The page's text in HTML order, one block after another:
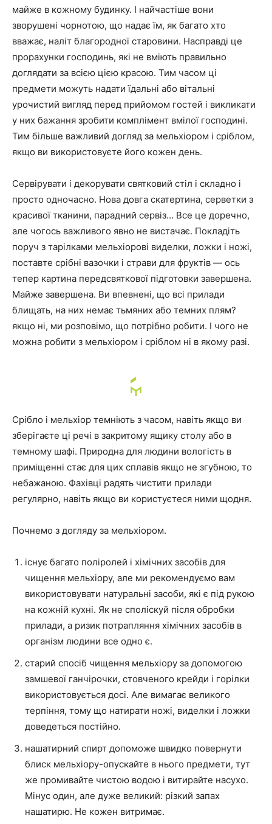
майже в кожному будинку. І найчастіше вони
зворушені чорнотою, що надає їм, як багато хто
вважає, наліт благородної старовини. Насправді це
прорахунки господинь, які не вміють правильно
доглядати за всією цією красою. Тим часом ці
предмети можуть надати їдальні або вітальні
урочистий вигляд перед прийомом гостей і викликати
у них бажання зробити комплімент вмілої господині.
Тим більше важливий догляд за мельхіором і сріблом,
якщо ви використовуєте його кожен день.
Сервірувати і декорувати святковий стіл і складно і
просто одночасно. Нова довга скатертина, серветки з
красивої тканини, парадний сервіз… Все це доречно,
але чогось важливого явно не вистачає. Покладіть
поруч з тарілками мельхіорові виделки, ложки і ножі,
поставте срібні вазочки і страви для фруктів — ось
тепер картина передсвяткової підготовки завершена.
Майже завершена. Ви впевнені, що всі прилади
блищать, на них немає тьмяних або темних плям?
якщо ні, ми розповімо, що потрібно робити. І чого не
можна робити з мельхіором і сріблом ні в якому разі.
Срібло і мельхіор темніють з часом, навіть якщо ви
зберігаєте ці речі в закритому ящику столу або в
темному шафі. Природна для людини вологість в
приміщенні стає для цих сплавів якщо не згубною, то
небажаною. Фахівці радять чистити прилади
регулярно, навіть якщо ви користуєтеся ними щодня.
Почнемо з догляду за мельхіором.
існує багато поліролей і хімічних засобів для
чищення мельхіору, але ми рекомендуємо вам
використовувати натуральні засоби, які є під рукою
на кожній кухні. Як не споліскуй після обробки
прилади, а ризик потрапляння хімічних засобів в
організм людини все одно є.
старий спосіб чищення мельхіору за допомогою
замшевої ганчірочки, стовченого крейди і горілки
використовується досі. Але вимагає великого
терпіння, тому що натирати ножі, виделки і ложки
доведеться постійно.
нашатирний спирт допоможе швидко повернути
блиск мельхіору-опускайте в нього предмети, тут
же промивайте чистою водою і витирайте насухо.
Мінус один, але дуже великий: різкий запах
нашатирю. Не кожен витримає.